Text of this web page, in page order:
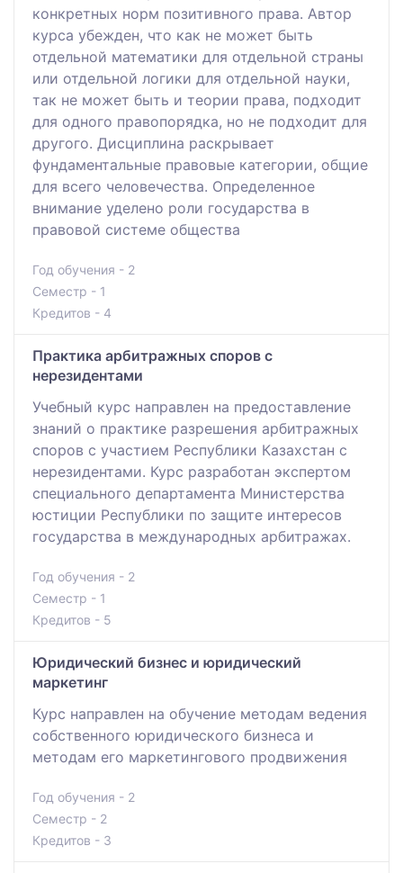
конкретных норм позитивного права. Автор
курса убежден, что как не может быть
отдельной математики для отдельной страны
или отдельной логики для отдельной науки,
так не может быть и теории права, подходит
для одного правопорядка, но не подходит для
другого. Дисциплина раскрывает
фундаментальные правовые категории, общие
для всего человечества. Определенное
внимание уделено роли государства в
правовой системе общества
Год обучения - 2
Семестр - 1
Кредитов - 4
Практика арбитражных споров с
нерезидентами
Учебный курс направлен на предоставление
знаний о практике разрешения арбитражных
споров с участием Республики Казахстан с
нерезидентами. Курс разработан экспертом
специального департамента Министерства
юстиции Республики по защите интересов
государства в международных арбитражах.
Год обучения - 2
Семестр - 1
Кредитов - 5
Юридический бизнес и юридический
маркетинг
Курс направлен на обучение методам ведения
собственного юридического бизнеса и
методам его маркетингового продвижения
Год обучения - 2
Семестр - 2
Кредитов - 3